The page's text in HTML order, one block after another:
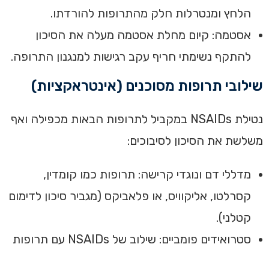
הלחץ ומנטרלות חלק מהתרופות להורדתו.
אסטמה: קיום מחלת אסטמה מעלה את הסיכון
להתקף נשימתי חריף עקב רגישות למנגנון התרופה.
שילובי תרופות מסוכנים (אינטראקציות)
נטילת NSAIDs במקביל לתרופות הבאות מכפילה ואף
משלשת את הסיכון לסיבוכים:
מדללי דם ונוגדי קרישה: תרופות כמו קומדין,
קסרלטו, אליקוויס, או פלאביקס (מגביר סיכון לדימום
קטלני).
סטרואידים פומביים: שילוב של NSAIDs עם תרופות